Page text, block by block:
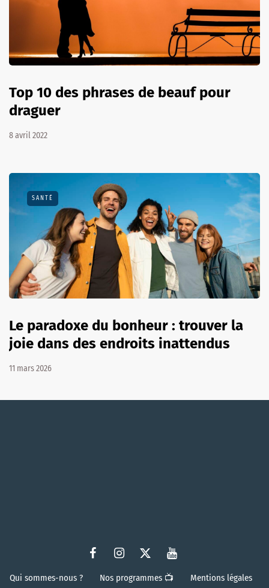
Top 10 des phrases de beauf pour
draguer
8 avril 2022
SANTÉ
Le paradoxe du bonheur : trouver la
joie dans des endroits inattendus
11 mars 2026
Qui sommes-nous ? Nos programmes 📺
Mentions légales